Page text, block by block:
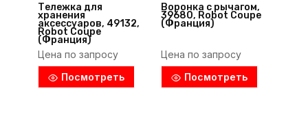
Тележка для
хранения
аксессуаров, 49132,
Robot Coupe
(Франция)
Цена по запросу
Посмотреть
Воронка с рычагом,
39680, Robot Coupe
(Франция)
Цена по запросу
Посмотреть